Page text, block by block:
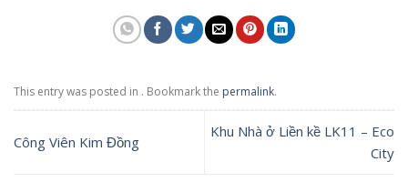
This entry was posted in . Bookmark the permalink.
Công Viên Kim Đồng
Khu Nhà ở Liền kề LK11 – Eco
City